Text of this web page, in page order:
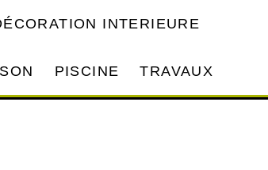
INTERIEURE
PISCINE TRAVAUX